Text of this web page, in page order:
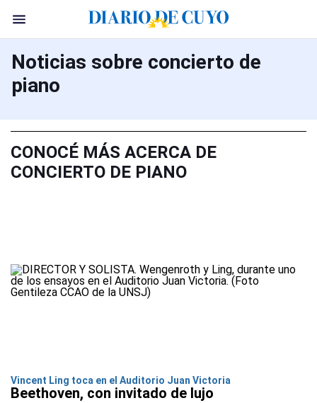
Noticias sobre concierto de
piano
CONOCÉ MÁS ACERCA DE
CONCIERTO DE PIANO
Vincent Ling toca en el Auditorio Juan Victoria
Beethoven, con invitado de lujo